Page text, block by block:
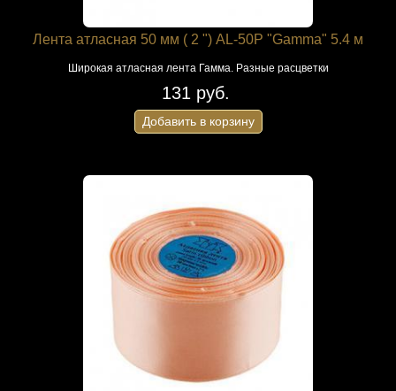
Лента атласная 50 мм ( 2 ") AL-50P "Gamma" 5.4 м
Широкая атласная лента Гамма. Разные расцветки
131 руб.
Добавить в корзину